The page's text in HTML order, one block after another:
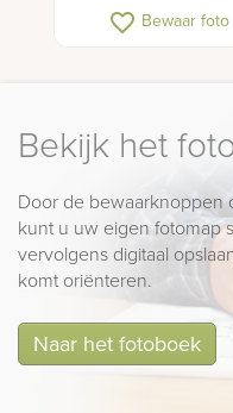
favorite_border Bewaar foto
Bekijk het
Door de bewaarknoppen
kunt u uw eigen fotomap
vervolgens digitaal
komt oriënteren.
Naar het fotoboek